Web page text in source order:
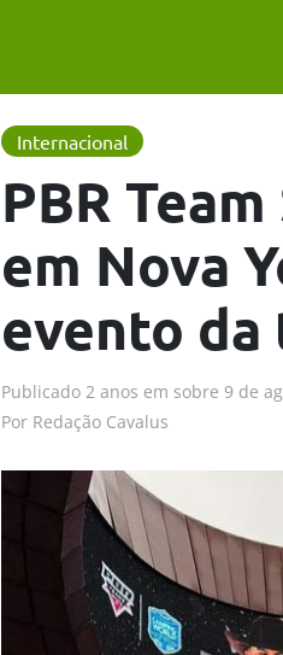
Internacional
PBR
em Nova
evento da
Publicado 2 anos em sobre 9 de
Por Redação Cavalus